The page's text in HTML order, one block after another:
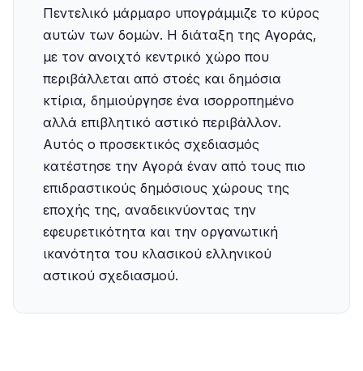
Πεντελικό μάρμαρο υπογράμμιζε το κύρος
αυτών των δομών. Η διάταξη της Αγοράς,
με τον ανοιχτό κεντρικό χώρο που
περιβάλλεται από στοές και δημόσια
κτίρια, δημιούργησε ένα ισορροπημένο
αλλά επιβλητικό αστικό περιβάλλον.
Αυτός ο προσεκτικός σχεδιασμός
κατέστησε την Αγορά έναν από τους πιο
επιδραστικούς δημόσιους χώρους της
εποχής της, αναδεικνύοντας την
εφευρετικότητα και την οργανωτική
ικανότητα του κλασικού ελληνικού
αστικού σχεδιασμού.